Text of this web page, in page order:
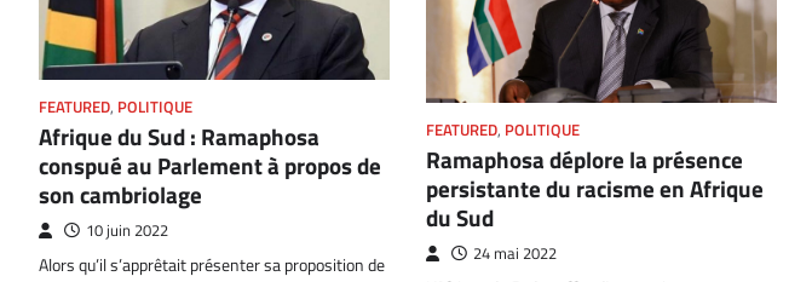
FEATURED, POLITIQUE
Afrique du Sud : Ramaphosa
conspué au Parlement à propos de
son cambriolage
10 juin 2022
Alors qu’il s’apprêtait présenter sa proposition de
FEATURED, POLITIQUE
Ramaphosa déplore la présence
persistante du racisme en Afrique
du Sud
24 mai 2022